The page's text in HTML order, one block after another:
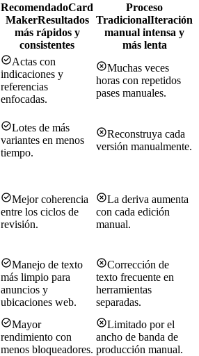
RecomendadoCard
MakerResultados
más rápidos y
consistentes
Proceso
TradicionalIteración
manual intensa y
más lenta
Actas con
indicaciones y
referencias
enfocadas.
Muchas veces
horas con repetidos
pases manuales.
Lotes de más
variantes en menos
tiempo.
Reconstruya cada
versión manualmente.
Mejor coherencia
entre los ciclos de
revisión.
La deriva aumenta
con cada edición
manual.
Manejo de texto
más limpio para
anuncios y
ubicaciones web.
Corrección de
texto frecuente en
herramientas
separadas.
Mayor
rendimiento con
menos bloqueadores.
Limitado por el
ancho de banda de
producción manual.